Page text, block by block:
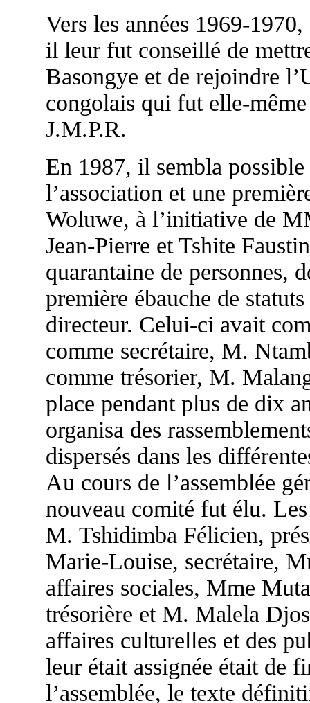
Vers les années 1969-
il leur fut conseillé de
Basongye et de rejoindre
congolais qui fut elle-
J.M.P.R.
En 1987, il sembla
l’association et une
Woluwe, à l’initiative de
Jean-Pierre et Tshite
quarantaine de personnes,
première ébauche de
directeur. Celui-ci avait
comme secrétaire, M.
comme trésorier, M.
place pendant plus de dix
organisa des
dispersés dans les
Au cours de l’assemblée
nouveau comité fut élu.
M. Tshidimba Félicien,
Marie-Louise, secrétaire,
affaires sociales, Mme
trésorière et M. Malela
affaires culturelles et des
leur était assignée était de
l’assemblée, le texte